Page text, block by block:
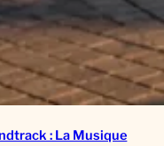
: La Musique